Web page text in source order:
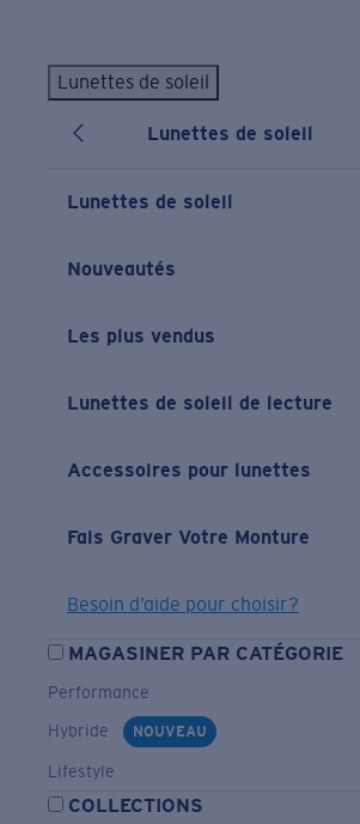
Lunettes de soleil
Lunettes de soleil
Lunettes de soleil
Nouveautés
Les plus vendus
Lunettes de soleil de lecture
Accessoires pour lunettes
Fais Graver Votre Monture
Besoin d’aide pour choisir?
MAGASINER PAR CATÉGORIE
Performance
Hybride
NOUVEAU
Lifestyle
COLLECTIONS
Nouveau